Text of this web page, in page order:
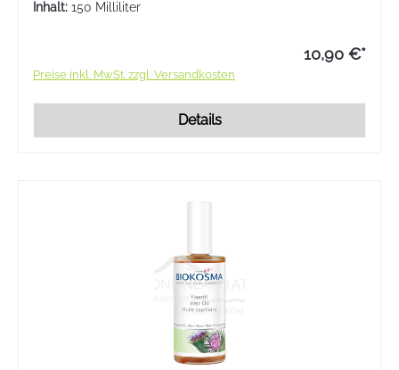
Inhalt: 150 Milliliter
10,90 €*
Preise inkl. MwSt. zzgl. Versandkosten
Details